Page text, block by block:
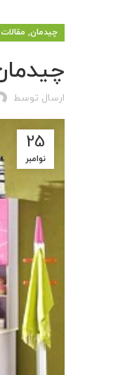
چیدمان, مقالات
ارسال توسط
25
نوامبر